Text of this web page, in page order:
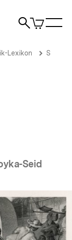
Suche
Artikel
im
Lexikon S
Seid